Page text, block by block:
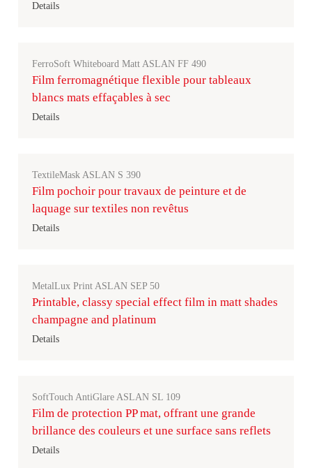
Details
FerroSoft Whiteboard Matt ASLAN FF 490
Film ferromagnétique flexible pour tableaux
blancs mats effaçables à sec
Details
TextileMask ASLAN S 390
Film pochoir pour travaux de peinture et de
laquage sur textiles non revêtus
Details
MetalLux Print ASLAN SEP 50
Printable, classy special effect film in matt shades
champagne and platinum
Details
SoftTouch AntiGlare ASLAN SL 109
Film de protection PP mat, offrant une grande
brillance des couleurs et une surface sans reflets
Details